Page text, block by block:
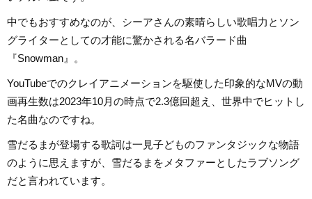
中でもおすすめなのが、シーアさんの素晴らしい歌唱力とソン
グライターとしての才能に驚かされる名バラード曲
『Snowman』。
YouTubeでのクレイアニメーションを駆使した印象的なMVの動
画再生数は2023年10月の時点で2.3億回超え、世界中でヒットし
た名曲なのですね。
雪だるまが登場する歌詞は一見子どものファンタジックな物語
のように思えますが、雪だるまをメタファーとしたラブソング
だと言われています。